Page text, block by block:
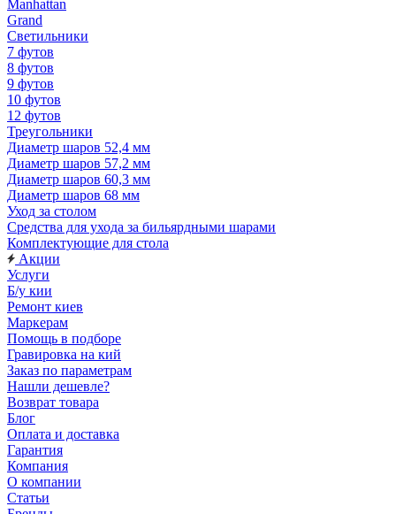
Manhattan
Grand
Светильники
7 футов
8 футов
9 футов
10 футов
12 футов
Треугольники
Диаметр шаров 52,4 мм
Диаметр шаров 57,2 мм
Диаметр шаров 60,3 мм
Диаметр шаров 68 мм
Уход за столом
Средства для ухода за бильярдными шарами
Комплектующие для стола
Акции
Услуги
Б/у кии
Ремонт киев
Маркерам
Помощь в подборе
Гравировка на кий
Заказ по параметрам
Нашли дешевле?
Возврат товара
Блог
Оплата и доставка
Гарантия
Компания
О компании
Статьи